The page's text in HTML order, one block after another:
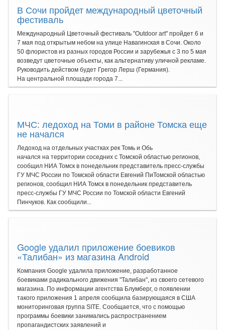
В Сочи пройдет международный цветочный
фестиваль
Международный Цветочный фестиваль "Outdoor art" пройдет 6 и
7 мая под открытым небом на улице Навагинская в Сочи. Около
50 флористов из разных городов России и зарубежья с 3 по 5 мая
возведут цветочные объекты, как альтернативу уличной рекламе.
Руководить действом будет Грегор Лерш (Германия).
На центральной площади города 7...
МЧС: ледоход на Томи в районе Томска еще
не начался
Ледоход на отдельных участках рек Томь и Обь
начался на территории соседних с Томской областью регионов,
сообщил НИА Томск в понедельник представитель пресс-службы
ГУ МЧС России по Томской области Евгений ПиТомской областью
регионов, сообщил НИА Томск в понедельник представитель
пресс-службы ГУ МЧС России по Томской области Евгений
Пинчуков. Как сообщили...
Google удалил приложение боевиков
«Талибан» из магазина Android
Компания Google удалила приложение, разработанное
боевиками радикального движения "Талибан", из своего сетевого
магазина. По информации агентства Блумберг, о появлении
такого приложения 1 апреля сообщила базирующаяся в США
мониторинговая группа SITE. Сообщается, что с помощью
программы боевики занимались распространением
пропагандистских заявлений и